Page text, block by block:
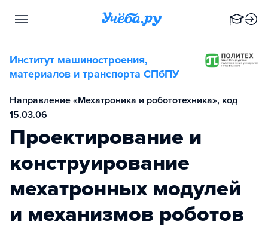
Институт машиностроения,
материалов и транспорта СПбПУ
Направление «Мехатроника и робототехника», код
15.03.06
Проектирование и
конструирование
мехатронных модулей
и механизмов роботов